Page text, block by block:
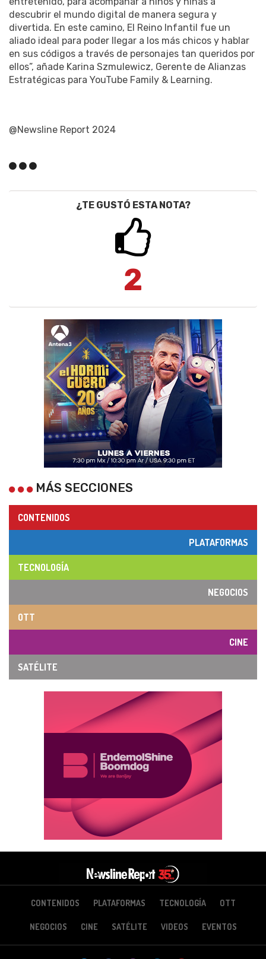
descubrir el mundo digital de manera segura y
divertida. En este camino, El Reino Infantil fue un
aliado ideal para poder llegar a los más chicos y hablar
en sus códigos a través de personajes tan queridos por
ellos”, añade Karina Szmulewicz, Gerente de Alianzas
Estratégicas para YouTube Family & Learning.
@Newsline Report 2024
¿TE GUSTÓ ESTA NOTA?
2
MÁS SECCIONES
CONTENIDOS
PLATAFORMAS
TECNOLOGÍA
NEGOCIOS
OTT
CINE
SATÉLITE
CONTENIDOS PLATAFORMAS TECNOLOGÍA OTT
NEGOCIOS CINE SATÉLITE VIDEOS EVENTOS